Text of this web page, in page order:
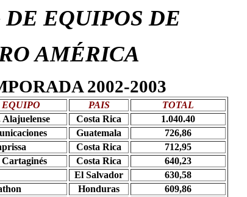
EQUIPOS DE
AMÉRICA
2002-2003
EQUIPO PAIS
TOTAL
Costa Rica
1.040.40
Guatemala
726,86
Costa Rica
712,95
Cartaginés Costa Rica
640,23
El Salvador
630,58
Honduras
609,86